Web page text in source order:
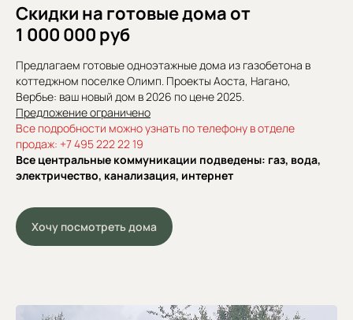
Скидки на готовые дома от
1 000 000 руб
Предлагаем готовые одноэтажные дома из газобетона в
коттеджном поселке Олимп. Проекты Аоста, Нагано,
Вербье: ваш новый дом в 2026 по цене 2025.
Предложение ограничено
Все подробности можно узнать по телефону в отделе
продаж: +7 495 222 22 19
Все центральные коммуникации подведены: газ, вода,
электричество, канализация, интернет
Хочу посмотреть дома